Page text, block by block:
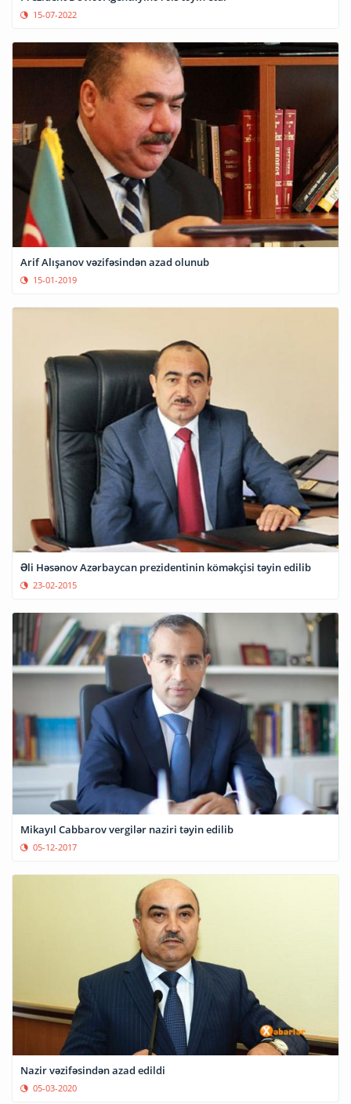
15-07-2022
Arif Alışanov vəzifəsindən azad olunub
15-01-2019
Əli Həsənov Azərbaycan prezidentinin köməkçisi təyin edilib
23-02-2015
Mikayıl Cabbarov vergilər naziri təyin edilib
05-12-2017
Nazir vəzifəsindən azad edildi
05-03-2020